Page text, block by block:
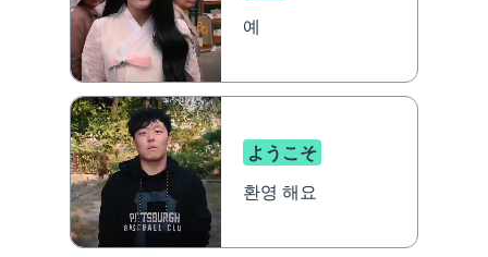
예
ようこそ
환영 해요